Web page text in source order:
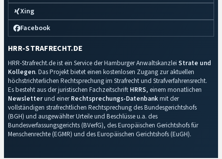
Xing
Facebook
HRR-STRAFRECHT.DE
HRR-Strafrecht.de ist ein Service der Hamburger Anwaltskanzlei Strate und
Kollegen. Das Projekt bietet einen kostenlosen Zugang zur aktuellen
höchstrichterlichen Rechtsprechung im Strafrecht und Strafverfahrensrecht.
Es besteht aus der juristischen Fachzeitschrift HRRS, einem monatlichen
Newsletterund einerRechtsprechungs-Datenbankmit der
vollständigen strafrechtlichen Rechtsprechung des Bundesgerichtshofs
(BGH) und ausgewählter Urteile und Beschlüsse u.a. des
Bundesverfassungsgerichts (BVerfG), des Europäischen Gerichtshofs für
Menschenrechte (EGMR) und des Europäischen Gerichtshofs (EuGH).